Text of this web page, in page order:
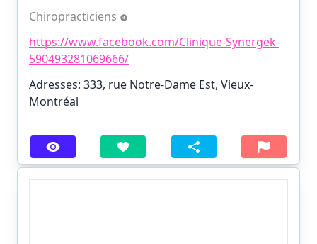
Chiropracticiens
https://www.facebook.com/Clinique-Synergek-
590493281069666/
Adresses: 333, rue Notre-Dame Est, Vieux-
Montréal